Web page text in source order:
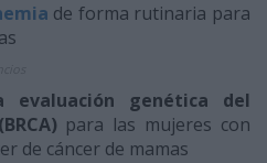
de forma rutinaria para
evaluación genética del
para las mujeres con
de cáncer de mamas